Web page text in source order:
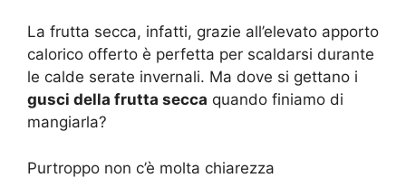
La frutta secca, infatti, grazie all’elevato apporto
calorico offerto è perfetta per scaldarsi durante
le calde serate invernali. Ma dove si gettano i
gusci della frutta secca quando finiamo di
mangiarla?
Purtroppo non c’è molta chiarezza